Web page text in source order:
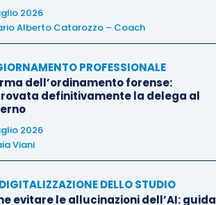
2026
Alberto Catarozzo – Coach
PROFESSIONALE
dell’ordinamento forense:
definitivamente la delega al
2026
Viani
DELLO STUDIO
evitare le allucinazioni dell’AI: guida